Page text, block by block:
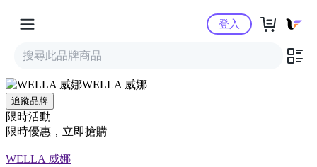
Yahoo購物中心
登入
WELLA 威娜
追蹤品牌
限時活動
限時優惠，立即搶購
WELLA 威娜